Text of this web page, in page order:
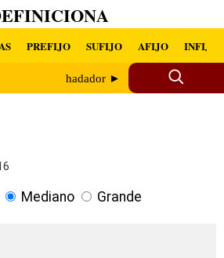
PREFIJO SUFIJO AFIJO INFIJO
hadador ►
Mediano Grande